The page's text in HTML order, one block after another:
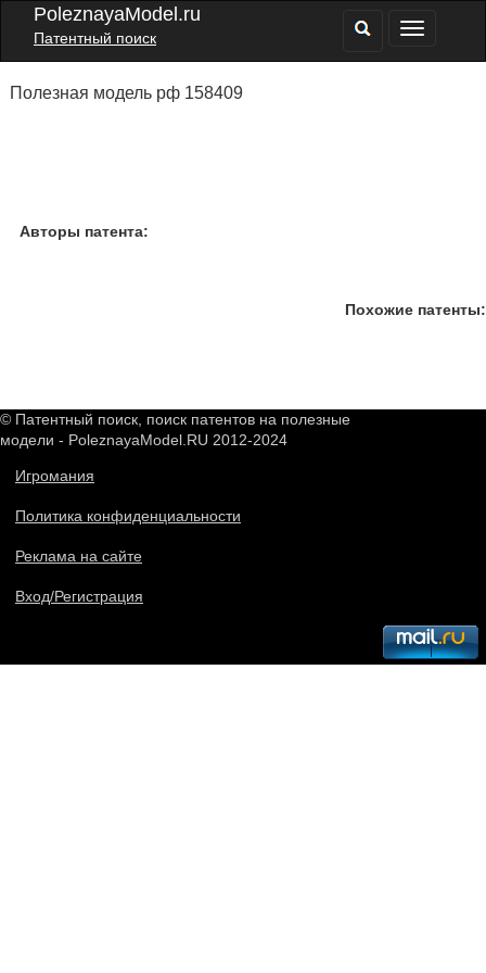
PoleznayaModel.ru
Патентный поиск
Полезная модель рф 158409
Авторы патента:
Похожие патенты:
© Патентный поиск, поиск патентов на полезные
модели - PoleznayaModel.RU 2012-2024
Игромания
Политика конфиденциальности
Реклама на сайте
Вход/Регистрация